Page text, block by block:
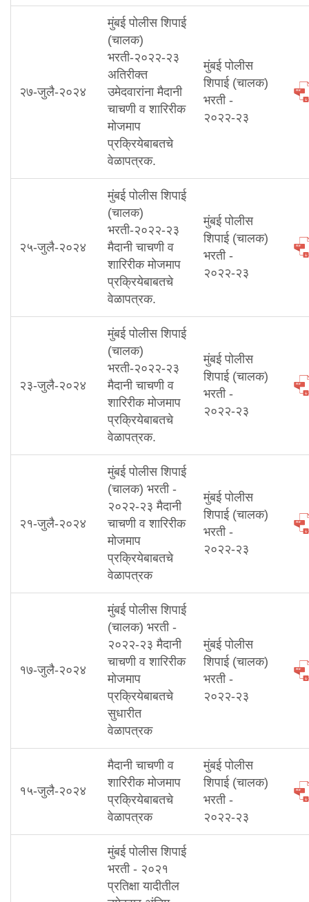
२७-जुलै-२०२४
मुंबई पोलीस शिपाई
(चालक)
भरती-२०२२-२३
अतिरीक्त
उमेदवारांना मैदानी
चाचणी व शारिरीक
मोजमाप
प्रक्रियेबाबतचे
वेळापत्रक.
मुंबई पोलीस
शिपाई (चालक)
भरती -
२०२२-२३
२५-जुलै-२०२४
मुंबई पोलीस शिपाई
(चालक)
भरती-२०२२-२३
मैदानी चाचणी व
शारिरीक मोजमाप
प्रक्रियेबाबतचे
वेळापत्रक.
मुंबई पोलीस
शिपाई (चालक)
भरती -
२०२२-२३
२३-जुलै-२०२४
मुंबई पोलीस शिपाई
(चालक)
भरती-२०२२-२३
मैदानी चाचणी व
शारिरीक मोजमाप
प्रक्रियेबाबतचे
वेळापत्रक.
⁠मुंबई पोलीस
शिपाई (चालक)
भरती -
२०२२-२३
२१-जुलै-२०२४
मुंबई पोलीस शिपाई
(चालक) भरती -
२०२२-२३ मैदानी
चाचणी व शारिरीक
मोजमाप
प्रक्रियेबाबतचे
वेळापत्रक
मुंबई पोलीस
शिपाई (चालक)
भरती -
२०२२-२३
१७-जुलै-२०२४
मुंबई पोलीस शिपाई
(चालक) भरती -
२०२२-२३ मैदानी
चाचणी व शारिरीक
मोजमाप
प्रक्रियेबाबतचे
सुधारीत
वेळापत्रक
मुंबई पोलीस
शिपाई (चालक)
भरती -
२०२२-२३
१५-जुलै-२०२४
मैदानी चाचणी व
शारिरीक मोजमाप
प्रक्रियेबाबतचे
वेळापत्रक
मुंबई पोलीस
शिपाई (चालक)
भरती -
२०२२-२३
मुंबई पोलीस शिपाई
भरती - २०२१
प्रतिक्षा यादीतील